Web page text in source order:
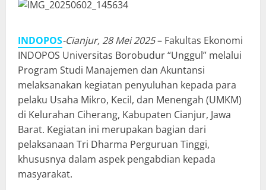
INDOPOS-Cianjur, 28 Mei 2025– Fakultas Ekonomi
INDOPOS Universitas Borobudur “Unggul” melalui
Program Studi Manajemen dan Akuntansi
melaksanakan kegiatan penyuluhan kepada para
pelaku Usaha Mikro, Kecil, dan Menengah (UMKM)
di Kelurahan Ciherang, Kabupaten Cianjur, Jawa
Barat. Kegiatan ini merupakan bagian dari
pelaksanaan Tri Dharma Perguruan Tinggi,
khususnya dalam aspek pengabdian kepada
masyarakat.